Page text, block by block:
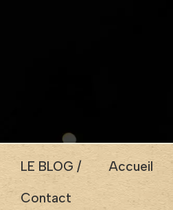
LE BLOG / Accueil
Contact